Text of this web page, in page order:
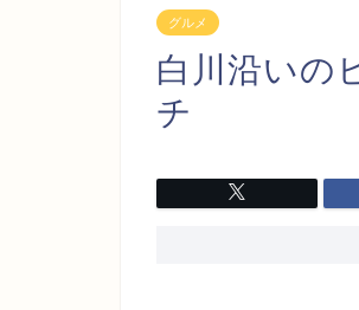
グルメ
白川沿いの
チ